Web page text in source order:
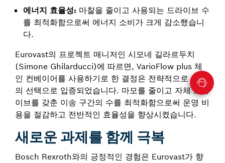
에너지 효율성: 마찰을 줄이고 사용되는 드라이브 수
를 최적화함으로써 에너지 소비가 크게 감소했습니
다.
Eurovast의 프로젝트 매니저인 시모네 길라르두치
(Simone Ghilarducci)에 따르면, VarioFlow plus 체
인 컨베이어를 사용하기로 한 결정은 전략적으로 최선
의 선택으로 입증되었습니다. 마모를 줄이고 자체 드라
이브를 갖춘 이송 구간의 수를 최적화함으로써 운영 비
용을 절감하고 전반적인 효율성을 향상시켰습니다.
새로운 과제를 함께 극복
Bosch Rexroth와의 긍정적인 경험은 Eurovast가 향